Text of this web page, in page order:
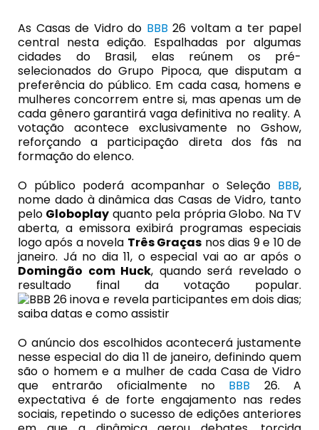
As Casas de Vidro do BBB 26 voltam a ter papel
central nesta edição. Espalhadas por algumas
cidades do Brasil, elas reúnem os pré-
selecionados do Grupo Pipoca, que disputam a
preferência do público. Em cada casa, homens e
mulheres concorrem entre si, mas apenas um de
cada gênero garantirá vaga definitiva no reality. A
votação acontece exclusivamente no Gshow,
reforçando a participação direta dos fãs na
formação do elenco.
O público poderá acompanhar o Seleção BBB,
nome dado à dinâmica das Casas de Vidro, tanto
pelo Globoplay quanto pela própria Globo. Na TV
aberta, a emissora exibirá programas especiais
logo após a novela Três Graças nos dias 9 e 10 de
janeiro. Já no dia 11, o especial vai ao ar após o
Domingão com Huck, quando será revelado o
resultado final da votação popular.
O anúncio dos escolhidos acontecerá justamente
nesse especial do dia 11 de janeiro, definindo quem
são o homem e a mulher de cada Casa de Vidro
que entrarão oficialmente no BBB 26. A
expectativa é de forte engajamento nas redes
sociais, repetindo o sucesso de edições anteriores